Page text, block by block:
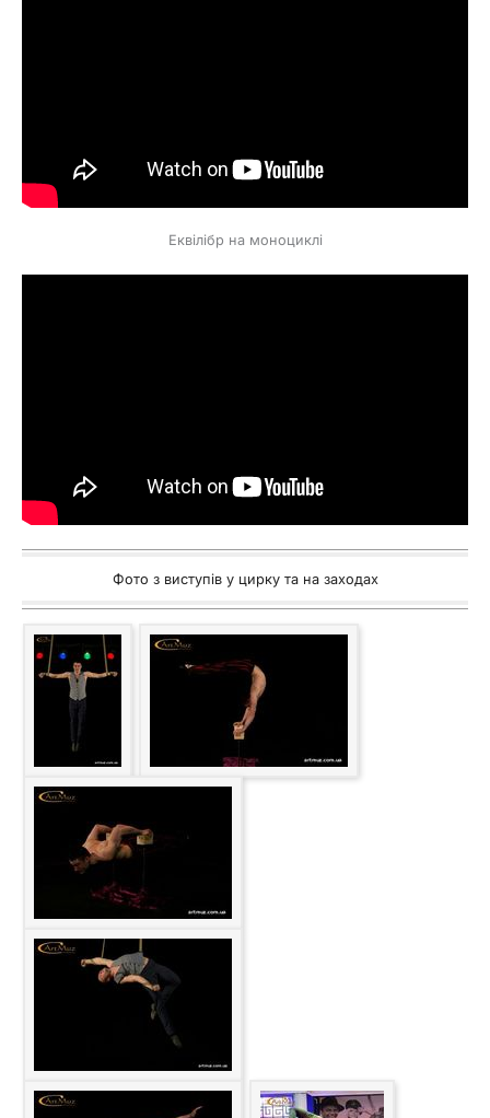
Еквілібр на моноциклі
Фото з виступів у цирку та на заходах